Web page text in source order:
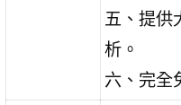
五、提供
析。
六、完全